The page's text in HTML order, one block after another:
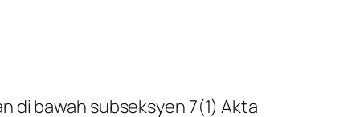
di bawah subseksyen 7(1) Akta